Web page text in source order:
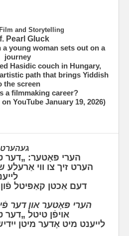
and Storytelling
Pearl Gluck
a young woman sets out on a
journey
Hasidic couch in Hungary,
path that brings Yiddish
the screen
a filmmaking career?
YouTube January 19, 2026)
הערי פּאָטער: „דער
ה‫ערט זיך צו ווי
דעם אַכטן קאַפּיטל פֿון
הערי פּאָטער און דער
אויפֿן טיטל
ליי‫ענט מיט אָדער מיטן